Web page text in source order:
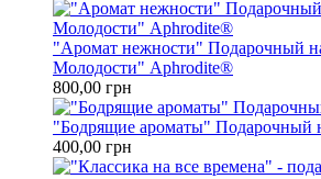
"Аромат нежности" Подарочный
Молодости" Aphrodite®
800,00 грн
"Бодрящие ароматы" Подарочный
400,00 грн